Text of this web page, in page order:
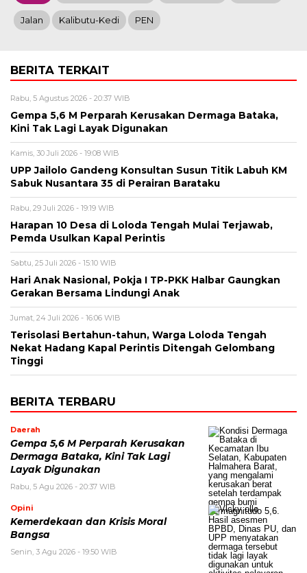
Jalan Kalibutu-Kedi PEN
BERITA TERKAIT
Rabu, 5 Agustus 2026 - 20:37 WIB
Gempa 5,6 M Perparah Kerusakan Dermaga Bataka,
Kini Tak Lagi Layak Digunakan
Kamis, 30 Juli 2026 - 19:08 WIB
UPP Jailolo Gandeng Konsultan Susun Titik Labuh KM
Sabuk Nusantara 35 di Perairan Barataku
Rabu, 29 Juli 2026 - 19:19 WIB
Harapan 10 Desa di Loloda Tengah Mulai Terjawab,
Pemda Usulkan Kapal Perintis
Sabtu, 25 Juli 2026 - 15:10 WIB
Hari Anak Nasional, Pokja I TP-PKK Halbar Gaungkan
Gerakan Bersama Lindungi Anak
Jumat, 24 Juli 2026 - 16:06 WIB
Terisolasi Bertahun-tahun, Warga Loloda Tengah
Nekat Hadang Kapal Perintis Ditengah Gelombang
Tinggi
BERITA TERBARU
Daerah
Gempa 5,6 M Perparah Kerusakan
Dermaga Bataka, Kini Tak Lagi
Layak Digunakan
Rabu, 5 Agu 2026 - 20:37 WIB
Opini
Kemerdekaan dan Krisis Moral
Bangsa
Senin, 3 Agu 2026 - 19:50 WIB